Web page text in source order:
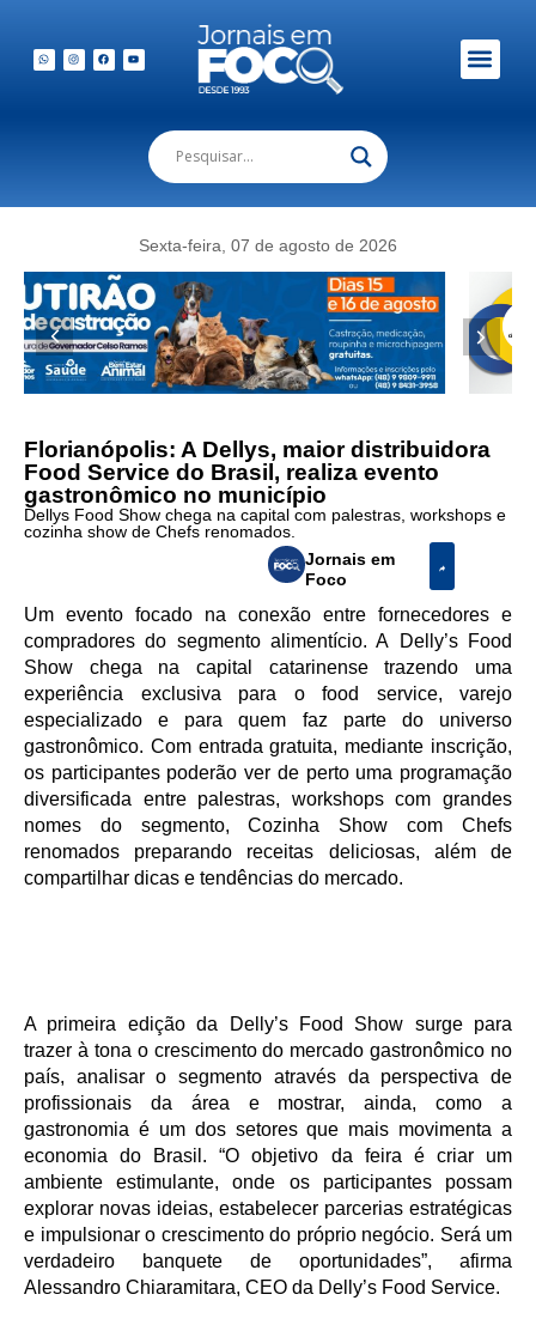
Sexta-feira, 07 de agosto de 2026
Florianópolis: A Dellys, maior distribuidora
Food Service do Brasil, realiza evento
gastronômico no município
Dellys Food Show chega na capital com palestras, workshops e
cozinha show de Chefs renomados.
Jornais em
Foco
Um evento focado na conexão entre fornecedores e
compradores do segmento alimentício. A Delly’s Food
Show chega na capital catarinense trazendo uma
experiência exclusiva para o food service, varejo
especializado e para quem faz parte do universo
gastronômico. Com entrada gratuita, mediante inscrição,
os participantes poderão ver de perto uma programação
diversificada entre palestras, workshops com grandes
nomes do segmento, Cozinha Show com Chefs
renomados preparando receitas deliciosas, além de
compartilhar dicas e tendências do mercado.
A primeira edição da Delly’s Food Show surge para
trazer à tona o crescimento do mercado gastronômico no
país, analisar o segmento através da perspectiva de
profissionais da área e mostrar, ainda, como a
gastronomia é um dos setores que mais movimenta a
economia do Brasil. “O objetivo da feira é criar um
ambiente estimulante, onde os participantes possam
explorar novas ideias, estabelecer parcerias estratégicas
e impulsionar o crescimento do próprio negócio. Será um
verdadeiro banquete de oportunidades”, afirma
Alessandro Chiaramitara, CEO da Delly’s Food Service.